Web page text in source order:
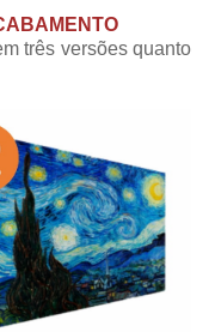
três versões quanto